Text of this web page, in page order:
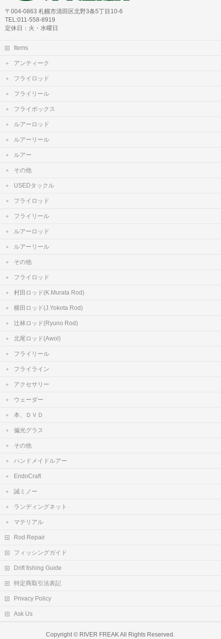
〒004-0863 札幌市清田区北野3条5丁目10-6
TEL:011-558-8919
定休日：火・水曜日
Items
アンティーク
フライロッド
フライリール
フライボックス
ルアーロッド
ルアーリール
ルアー
その他
USEDタックル
フライロッド
フライリール
ルアーロッド
ルアーリール
その他
フライロッド
村田ロッド(K.Murata Rod)
横田ロッド(J.Yokota Rod)
辻林ロッド(Ryuno Rod)
北尾ロッド(Awol)
フライリール
フライライン
アクセサリー
ウェーダー
本、ＤＶＤ
偏光グラス
その他
ハンドメイドルアー
EndoCraft
誠ミノー
ランディングネット
マテリアル
Rod Repair
フィッシングガイド
Drift fishing Guide
特定商取引法表記
Privacy Policy
Ask Us
Copyright © RIVER FREAKAll Rights Reserved.